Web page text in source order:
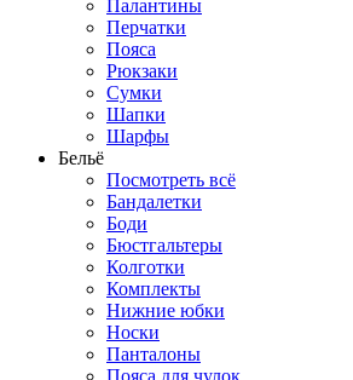
Палантины
Перчатки
Пояса
Рюкзаки
Сумки
Шапки
Шарфы
Бельё
Посмотреть всё
Бандалетки
Боди
Бюстгальтеры
Колготки
Комплекты
Нижние юбки
Носки
Панталоны
Поясa для чулок